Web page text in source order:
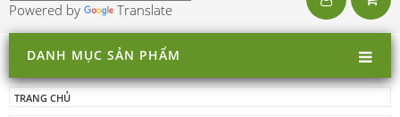
Powered by Translate
DANH MỤC SẢN PHẨM
TRANG CHỦ